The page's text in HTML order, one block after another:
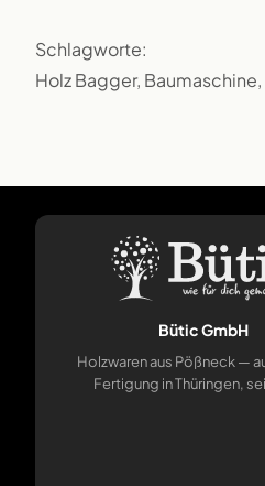
Schlagworte:
Holz Bagger,
Bütic GmbH
Holzwaren aus Pößneck —
Fertigung in Thüringen,